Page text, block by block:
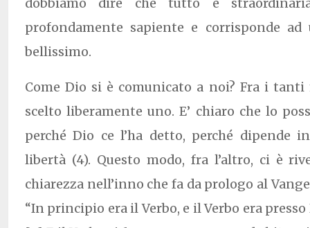
profondamente sapiente e corrisponde
bellissimo.
Come Dio si è comunicato a noi? Fra i
scelto liberamente uno. E’ chiaro che lo
perché Dio ce l’ha detto, perché dipende
libertà (4). Questo modo, fra l’altro, ci è
chiarezza nell’inno che fa da prologo al
“In principio era il Verbo, e il Verbo era